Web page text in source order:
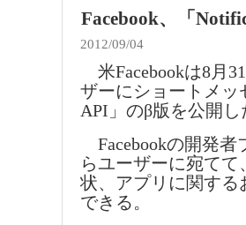
Facebook、「
2012/09/04
米Facebookは8月
ザーにショートメッ
API」のβ版を公開し
Facebookの開発者
らユーザーに宛て
状、アプリに関する
できる。